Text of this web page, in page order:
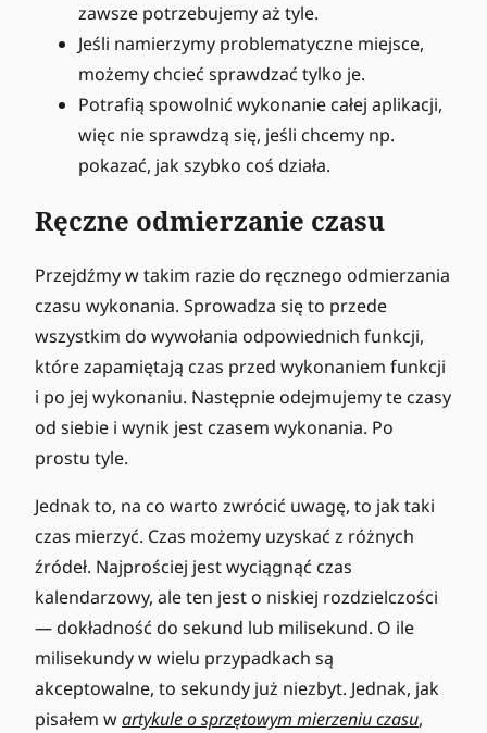
zawsze potrzebujemy aż tyle.
Jeśli namierzymy problematyczne miejsce,
możemy chcieć sprawdzać tylko je.
Potrafią spowolnić wykonanie całej aplikacji,
więc nie sprawdzą się, jeśli chcemy np.
pokazać, jak szybko coś działa.
Ręczne odmierzanie czasu
Przejdźmy w takim razie do ręcznego odmierzania
czasu wykonania. Sprowadza się to przede
wszystkim do wywołania odpowiednich funkcji,
które zapamiętają czas przed wykonaniem funkcji
i po jej wykonaniu. Następnie odejmujemy te czasy
od siebie i wynik jest czasem wykonania. Po
prostu tyle.
Jednak to, na co warto zwrócić uwagę, to jak taki
czas mierzyć. Czas możemy uzyskać z różnych
źródeł. Najprościej jest wyciągnąć czas
kalendarzowy, ale ten jest o niskiej rozdzielczości
— dokładność do sekund lub milisekund. O ile
milisekundy w wielu przypadkach są
akceptowalne, to sekundy już niezbyt. Jednak, jak
pisałem wartykule o sprzętowym mierzeniu czasu,